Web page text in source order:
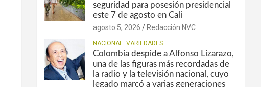
seguridad para posesión presidencial
este 7 de agosto en Cali
agosto 5, 2026 Redacción NVC
NACIONAL VARIEDADES
Colombia despide a Alfonso Lizarazo,
una de las figuras más recordadas de
la radio y la televisión nacional, cuyo
legado marcó a varias generaciones